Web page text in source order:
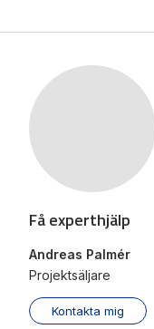
Offertförfrågan
Få experthjälp
Andreas Palmér
Projektsäljare
Kontakta mig